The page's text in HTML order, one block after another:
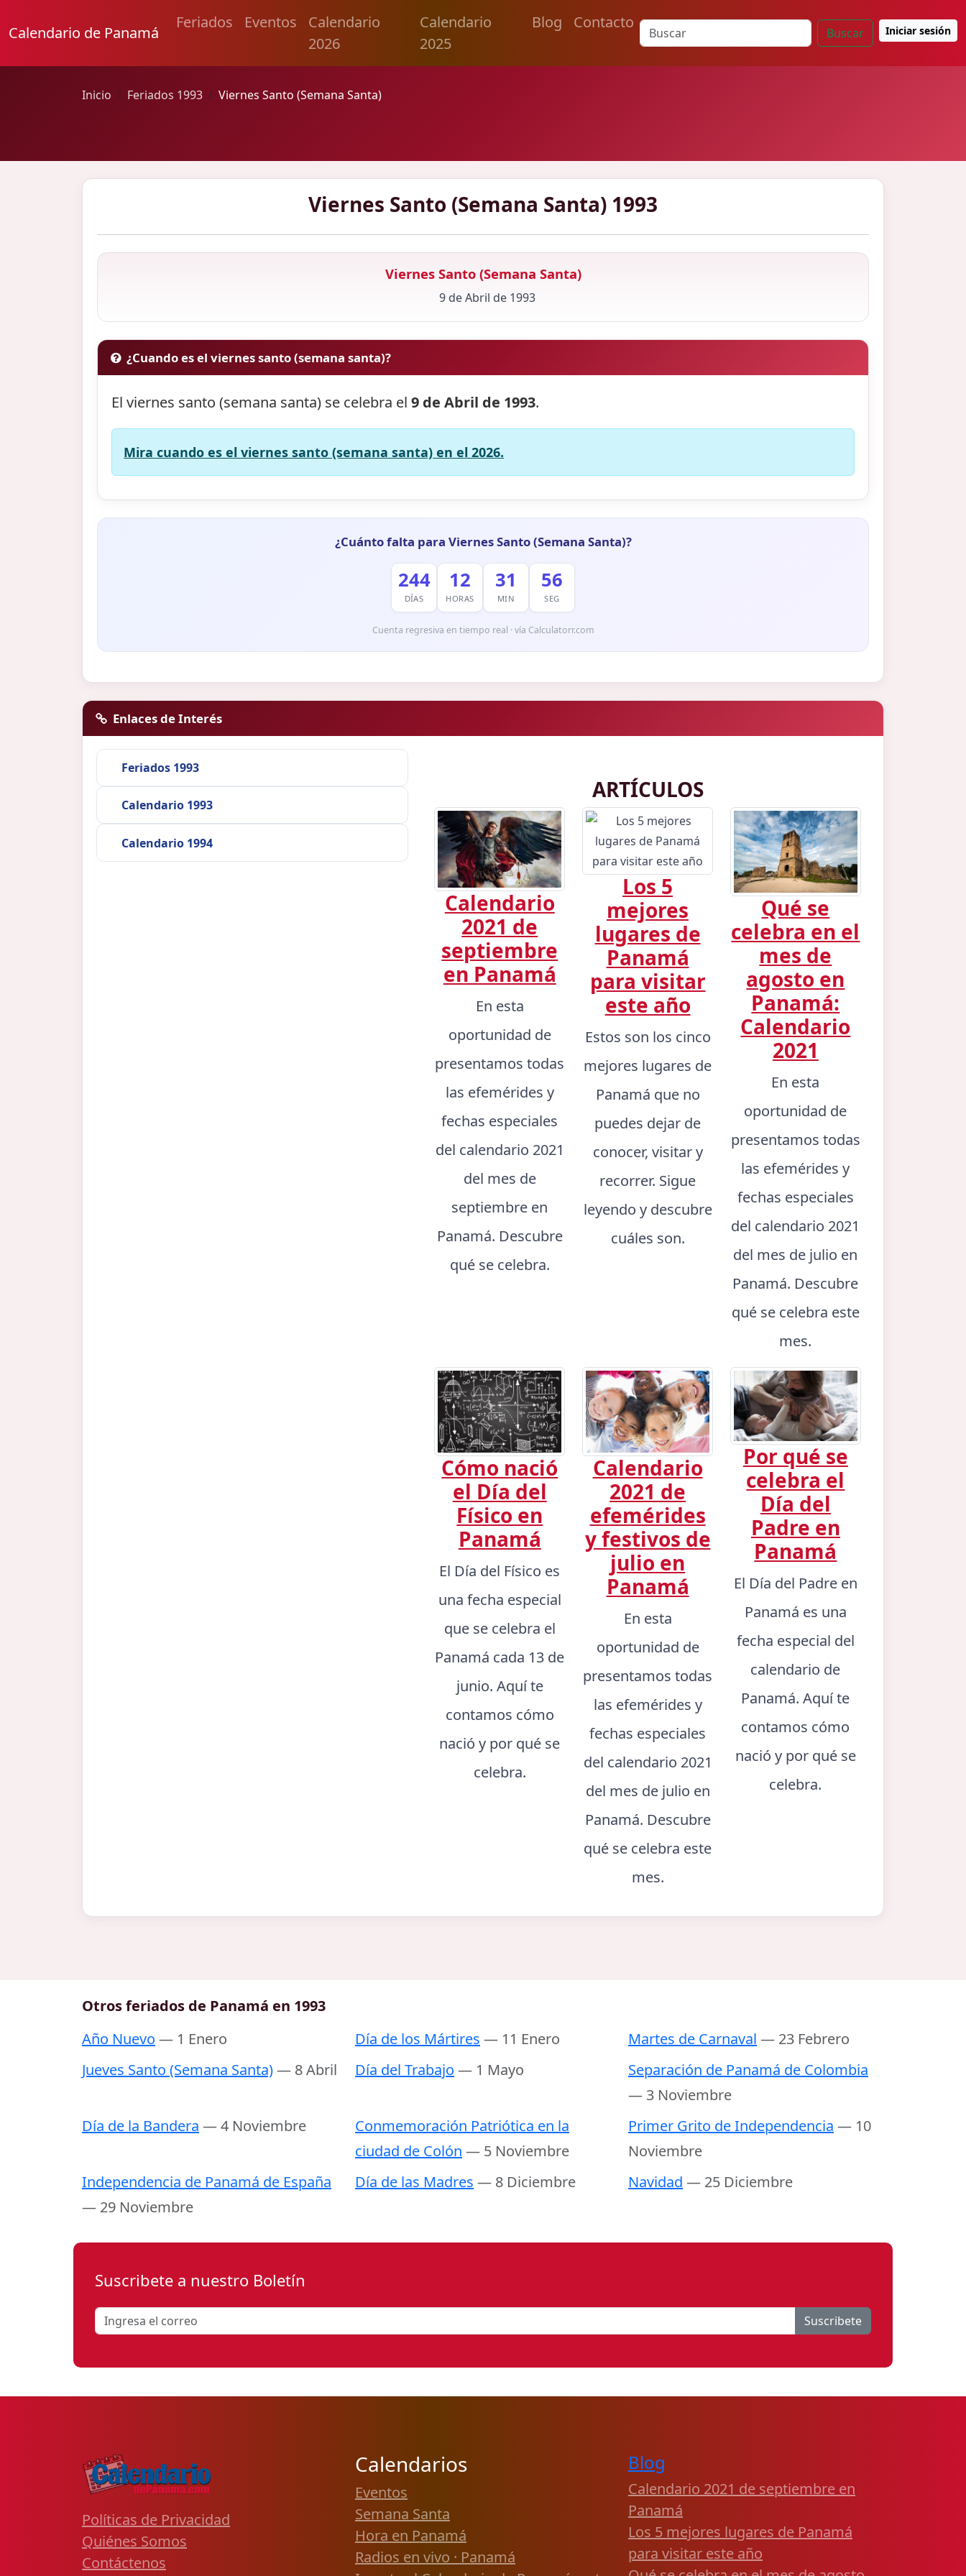
Calendario de Panamá
Feriados Eventos
Calendario
2026
Calendario
2025
Blog Contacto
Buscar Iniciar sesión
Inicio Feriados 1993 Viernes Santo (Semana Santa)
Viernes Santo (Semana Santa) 1993
Viernes Santo (Semana Santa)
9 de Abril de 1993
¿Cuando es el viernes santo (semana santa)?
El viernes santo (semana santa) se celebra el9 de Abril de 1993.
Mira cuando es el viernes santo (semana santa) en el 2026.
¿Cuánto falta para Viernes Santo (Semana Santa)?
244
DÍAS
12
HORAS
31
MIN
55
SEG
Cuenta regresiva en tiempo real · vía Calculatorr.com
Enlaces de Interés
Feriados 1993
Calendario 1993
Calendario 1994
ARTÍCULOS
Calendario
2021 de
septiembre
en Panamá
En esta
oportunidad de
presentamos todas
las efemérides y
fechas especiales
del calendario 2021
del mes de
septiembre en
Panamá. Descubre
qué se celebra.
Los 5
mejores
lugares de
Panamá
para visitar
este año
Estos son los cinco
mejores lugares de
Panamá que no
puedes dejar de
conocer, visitar y
recorrer. Sigue
leyendo y descubre
cuáles son.
Qué se
celebra en el
mes de
agosto en
Panamá:
Calendario
2021
En esta
oportunidad de
presentamos todas
las efemérides y
fechas especiales
del calendario 2021
del mes de julio en
Panamá. Descubre
qué se celebra este
mes.
Cómo nació
el Día del
Físico en
Panamá
El Día del Físico es
una fecha especial
que se celebra el
Panamá cada 13 de
junio. Aquí te
contamos cómo
nació y por qué se
celebra.
Calendario
2021 de
efemérides
y festivos de
julio en
Panamá
En esta
oportunidad de
presentamos todas
las efemérides y
fechas especiales
del calendario 2021
del mes de julio en
Panamá. Descubre
qué se celebra este
mes.
Por qué se
celebra el
Día del
Padre en
Panamá
El Día del Padre en
Panamá es una
fecha especial del
calendario de
Panamá. Aquí te
contamos cómo
nació y por qué se
celebra.
Otros feriados de Panamá en 1993
Año Nuevo — 1 Enero Día de los Mártires — 11 Enero Martes de Carnaval — 23 Febrero
Jueves Santo (Semana Santa)— 8 Abril Día del Trabajo — 1 Mayo
Separación de Panamá de Colombia
— 3 Noviembre
Día de la Bandera — 4 Noviembre
Conmemoración Patriótica en la
ciudad de Colón — 5 Noviembre
Primer Grito de Independencia — 10
Noviembre
Independencia de Panamá de España
— 29 Noviembre
Día de las Madres — 8 Diciembre Navidad — 25 Diciembre
Suscribete a nuestro Boletín
Suscribete
Políticas de Privacidad
Quiénes Somos
Contáctenos
Calendarios
Eventos
Semana Santa
Hora en Panamá
Radios en vivo · Panamá
Blog
Calendario 2021 de septiembre en
Panamá
Los 5 mejores lugares de Panamá
para visitar este año